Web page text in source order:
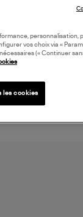
personnalisation,
vos choix via «
(« Continuer
les cookies